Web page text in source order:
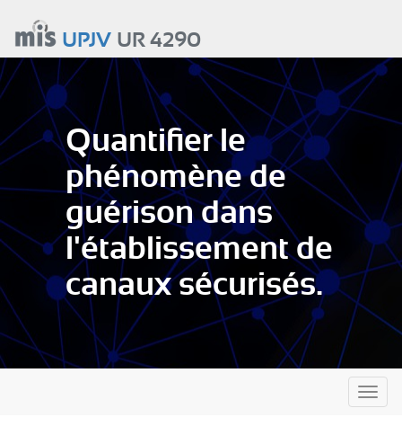
contenu
principal
UPJVUR 4290
Quantifier le
phénomène de
guérison dans
l'établissement de
canaux sécurisés.